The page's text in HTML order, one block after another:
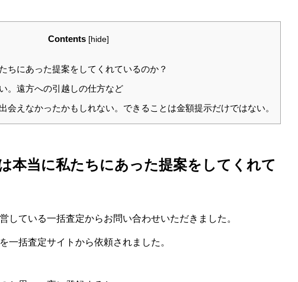
Contents [hide]
ちにあった提案をしてくれているのか？
。遠方への引越しの仕方など
会えなかったかもしれない。できることは金額提示だけではない。
本当に私たちにあった提案をしてくれて
している一括査定からお問い合わせいただきました。
一括査定サイトから依頼されました。